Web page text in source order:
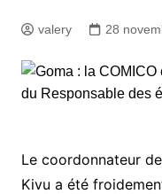
valery 28
Le coordonnateur
Kivu a été